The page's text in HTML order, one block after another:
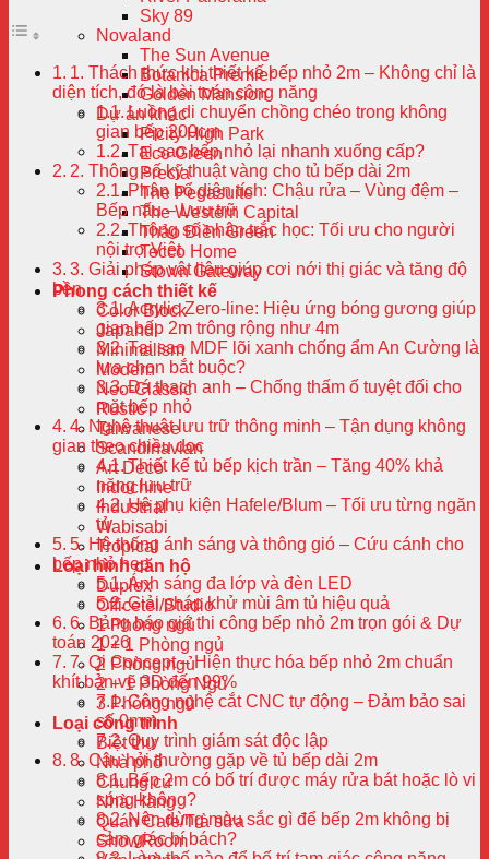
Sky 89
Novaland
The Sun Avenue
Botanica Premier
Golden Mansion
Dự án khác
Picity High Park
Eco Green
Precia
The Pegasuite
The Western Capital
Thảo Điền Green
Tecco Home
Stown Gateway
Phong cách thiết kế
Color Block
Japandi
Minimalism
Modern
Neo-Classic
Rustic
Taiwanese
Scandinavian
Art Deco
Indochine
Industrial
Wabisabi
Tropical
Loại hình căn hộ
Duplex
Officetel/Studio
1 Phòng ngủ
1 + 1 Phòng ngủ
2 Phòng ngủ
2 + 1 Phòng Ngủ
3 Phòng ngủ
Loại công trình
Biệt thự
Nhà phố
Chung cư
Nhà Hàng
Quán Cafe/Trà sữa
ShowRoom
1. Thách thức khi thiết kế bếp nhỏ 2m – Không chỉ là
diện tích, đó là bài toán công năng
Luồng di chuyển chồng chéo trong không
gian bếp 200cm
Tại sao bếp nhỏ lại nhanh xuống cấp?
2. Thông số kỹ thuật vàng cho tủ bếp dài 2m
Phân bổ diện tích: Chậu rửa – Vùng đệm –
Bếp nấu – Lưu trữ
Thông số nhân trắc học: Tối ưu cho người
nội trợ Việt
3. Giải pháp vật liệu giúp cơi nới thị giác và tăng độ
bền
Acrylic Zero-line: Hiệu ứng bóng gương giúp
gian bếp 2m trông rộng như 4m
Tại sao MDF lõi xanh chống ẩm An Cường là
lựa chọn bắt buộc?
Đá thạch anh – Chống thấm ố tuyệt đối cho
mặt bếp nhỏ
4. Nghệ thuật lưu trữ thông minh – Tận dụng không
gian theo chiều dọc
Thiết kế tủ bếp kịch trần – Tăng 40% khả
năng lưu trữ
Hệ phụ kiện Hafele/Blum – Tối ưu từng ngăn
tủ
5. Hệ thống ánh sáng và thông gió – Cứu cánh cho
bếp nhỏ hẹp
Ánh sáng đa lớp và đèn LED
Giải pháp khử mùi âm tủ hiệu quả
6. Bảng báo giá thi công bếp nhỏ 2m trọn gói & Dự
toán 2026
7. Qi Concept – Hiện thực hóa bếp nhỏ 2m chuẩn
khít bản vẽ 3D đến 99%
Công nghệ cắt CNC tự động – Đảm bảo sai
số 0mm
Quy trình giám sát độc lập
8. Câu hỏi thường gặp về tủ bếp dài 2m
Bếp 2m có bố trí được máy rửa bát hoặc lò vi
sóng không?
Nên dùng màu sắc gì để bếp 2m không bị
cảm giác bí bách?